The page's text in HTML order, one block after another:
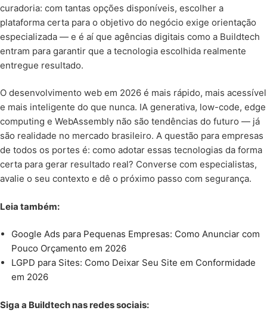
curadoria: com tantas opções disponíveis, escolher a
plataforma certa para o objetivo do negócio exige orientação
especializada — e é aí que agências digitais como a Buildtech
entram para garantir que a tecnologia escolhida realmente
entregue resultado.
O desenvolvimento web em 2026 é mais rápido, mais acessível
e mais inteligente do que nunca. IA generativa, low-code, edge
computing e WebAssembly não são tendências do futuro — já
são realidade no mercado brasileiro. A questão para empresas
de todos os portes é: como adotar essas tecnologias da forma
certa para gerar resultado real? Converse com especialistas,
avalie o seu contexto e dê o próximo passo com segurança.
Leia também:
Google Ads para Pequenas Empresas: Como Anunciar com
Pouco Orçamento em 2026
LGPD para Sites: Como Deixar Seu Site em Conformidade
em 2026
Siga a Buildtech nas redes sociais: